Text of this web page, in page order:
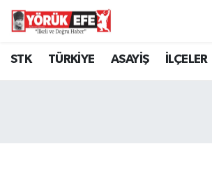
STK TÜRKİYE ASAYİŞ İLÇELER
Aydın Nöbetçi Eczaneler